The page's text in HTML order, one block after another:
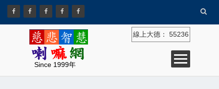
Since 1999年
線上大德： 55236